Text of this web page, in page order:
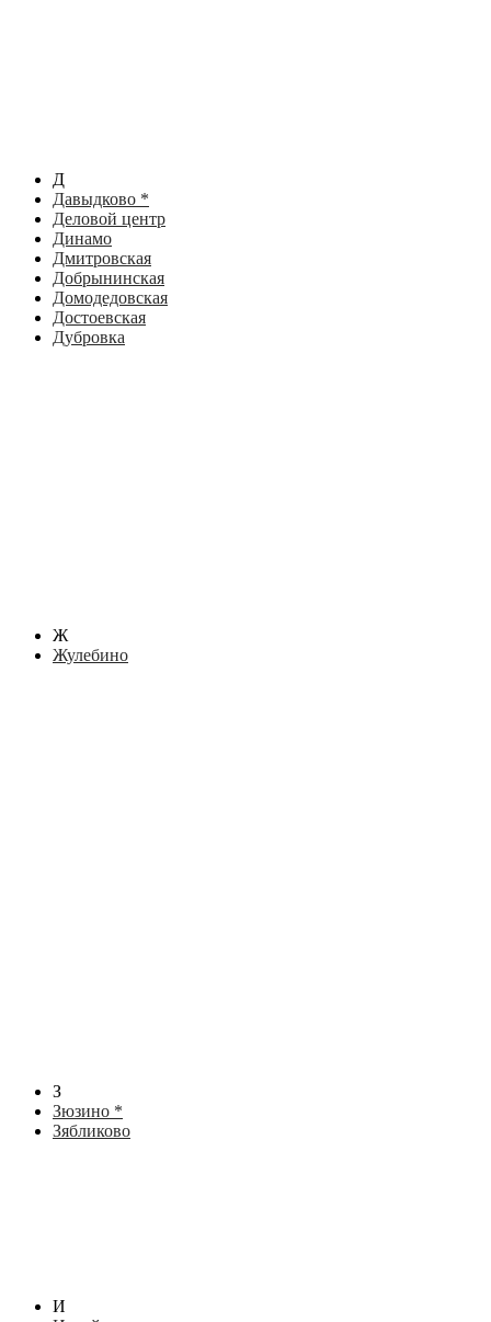
Д
Давыдково *
Деловой центр
Динамо
Дмитровская
Добрынинская
Домодедовская
Достоевская
Дубровка
Ж
Жулебино
З
Зюзино *
Зябликово
И